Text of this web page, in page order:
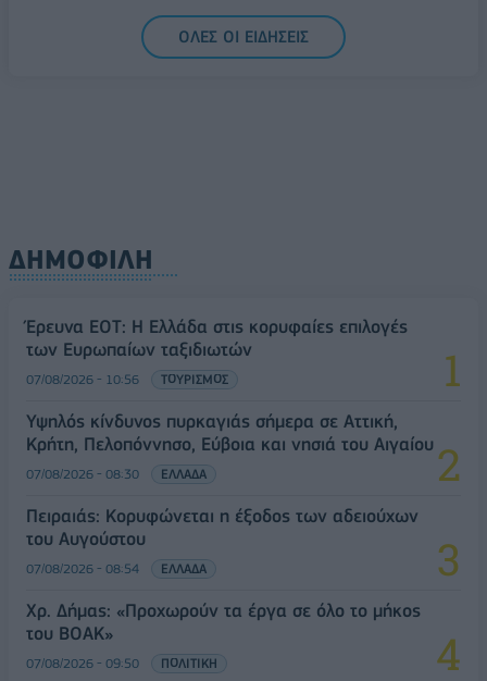
ΟΛΕΣ ΟΙ ΕΙΔΗΣΕΙΣ
ΔΗΜΟΦΙΛΗ
Έρευνα ΕΟΤ: Η Ελλάδα στις κορυφαίες επιλογές
των Ευρωπαίων ταξιδιωτών
07/08/2026 - 10:56 ΤΟΥΡΙΣΜΟΣ
Υψηλός κίνδυνος πυρκαγιάς σήμερα σε Αττική,
Κρήτη, Πελοπόννησο, Εύβοια και νησιά του Αιγαίου
07/08/2026 - 08:30 ΕΛΛΑΔΑ
Πειραιάς: Κορυφώνεται η έξοδος των αδειούχων
του Αυγούστου
07/08/2026 - 08:54 ΕΛΛΑΔΑ
Χρ. Δήμας: «Προχωρούν τα έργα σε όλο το μήκος
του ΒΟΑΚ»
07/08/2026 - 09:50 ΠΟΛΙΤΙΚΗ